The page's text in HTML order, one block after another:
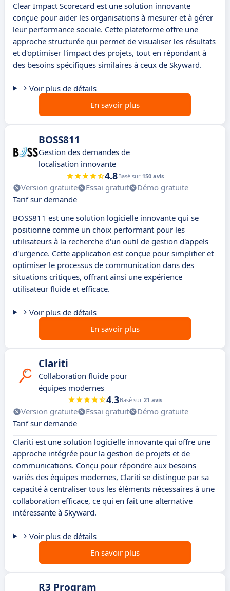
Clear Impact Scorecard est une solution innovante
conçue pour aider les organisations à mesurer et à gérer
leur performance sociale. Cette plateforme offre une
approche structurée qui permet de visualiser les résultats
et d'optimiser l'impact des projets, tout en répondant à
des besoins spécifiques similaires à ceux de Skyward.
Voir plus de détails
En savoir plus
BOSS811
Gestion des demandes de
localisation innovante
4.8Basé sur 150 avis
Version gratuite Essai gratuit
Démo gratuite
Tarif sur demande
BOSS811 est une solution logicielle innovante qui se
positionne comme un choix performant pour les
utilisateurs à la recherche d'un outil de gestion d'appels
d'urgence. Cette application est conçue pour simplifier et
optimiser le processus de communication dans des
situations critiques, offrant ainsi une expérience
utilisateur fluide et efficace.
Voir plus de détails
En savoir plus
Clariti
Collaboration fluide pour
équipes modernes
4.3Basé sur 21 avis
Version gratuite Essai gratuit
Démo gratuite
Tarif sur demande
Clariti est une solution logicielle innovante qui offre une
approche intégrée pour la gestion de projets et de
communications. Conçu pour répondre aux besoins
variés des équipes modernes, Clariti se distingue par sa
capacité à centraliser tous les éléments nécessaires à une
collaboration efficace, ce qui en fait une alternative
intéressante à Skyward.
Voir plus de détails
En savoir plus
R3 Program